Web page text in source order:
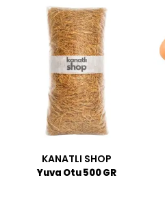
KANATLI SHOP
Yuva Otu 500 GR